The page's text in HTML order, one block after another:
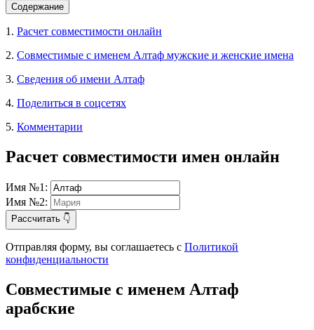
Содержание
1. Расчет совместимости онлайн
2. Совместимые с именем Алтаф мужские и женские имена
3. Сведения об имени Алтаф
4. Поделиться в соцсетях
5. Комментарии
Расчет совместимости имен онлайн
Имя №1:
Имя №2:
Рассчитать 👇
Отправляя форму, вы соглашаетесь с Политикой
конфиденциальности
Совместимые с именем Алтаф
арабские